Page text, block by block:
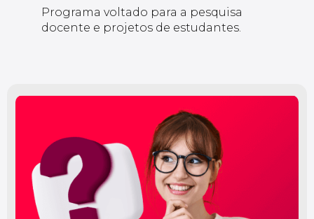
Programa voltado para a pesquisa
docente e projetos de estudantes.